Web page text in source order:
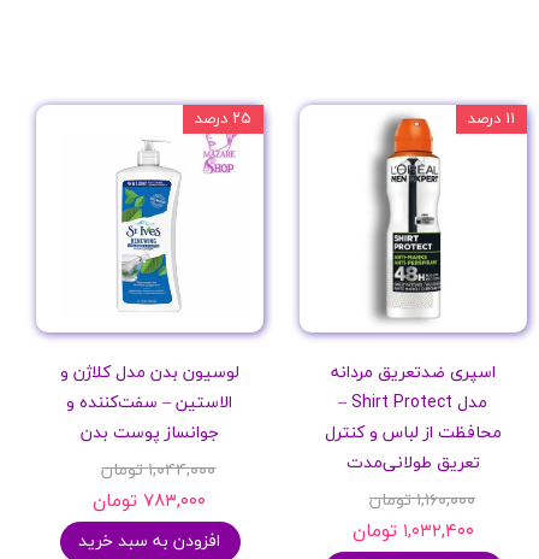
اسپری ضدتعریق مردانه
مدل Shirt Protect –
محافظت از لباس و کنترل
تعریق طولانی‌مدت
۱,۱۶۰,۰۰۰ تومان
۱,۰۳۲,۴۰۰ تومان
۱۱ درصد
لوسیون بدن مدل کلاژن و
الاستین – سفت‌کننده و
جوانساز پوست بدن
۱,۰۴۴,۰۰۰ تومان
۷۸۳,۰۰۰ تومان
افزودن به سبد خرید
۲۵ درصد